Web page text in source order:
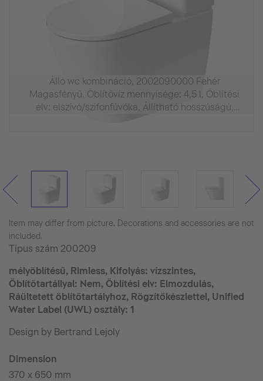
Álló wc kombináció, 2002090000 Fehér
Magasfényű, Öblítővíz mennyisége: 4,5 l, Öblítési
elv: elszívó/szifonfúvóka, Állítható hosszúságú,
Item may differ from picture. Decorations and accessories are not
included.
Típus szám 200209
mélyöblítésű, Rimless, Kifolyás: vízszintes,
Öblítőtartállyal: Nem, Öblítési elv: Elmozdulás,
Ráültetett öblítőtartályhoz, Rögzítőkészlettel, Unified
Water Label (UWL) osztály: 1
Design by Bertrand Lejoly
Dimension
370 x 650 mm